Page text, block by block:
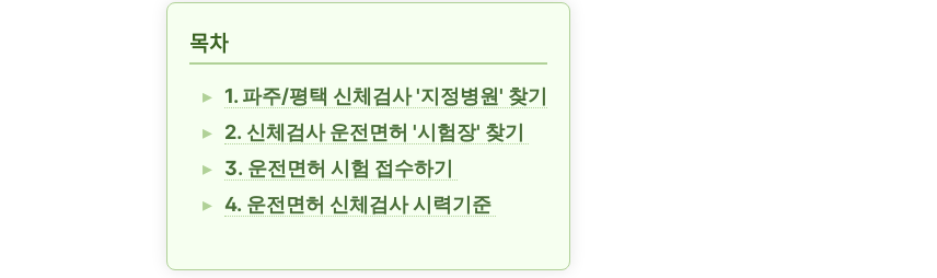
목차
1. 파주/평택 신체검사 '지정병원' 찾기
2. 신체검사 운전면허 '시험장' 찾기
3. 운전면허 시험 접수하기
4. 운전면허 신체검사 시력기준